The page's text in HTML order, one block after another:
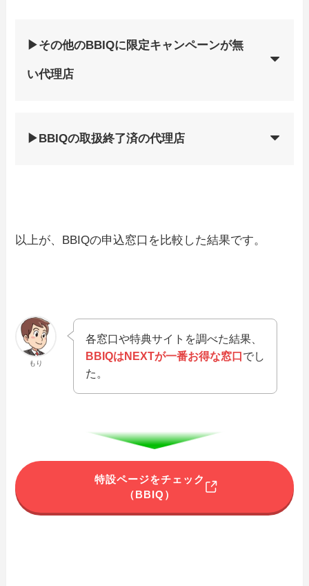
▶その他のBBIQに限定キャンペーンが無
い代理店
▶BBIQの取扱終了済の代理店
以上が、BBIQの申込窓口を比較した結果です。
もり
各窓口や特典サイトを調べた結果、
BBIQはNEXTが一番お得な窓口でし
た。
特設ページをチェック
（BBIQ）